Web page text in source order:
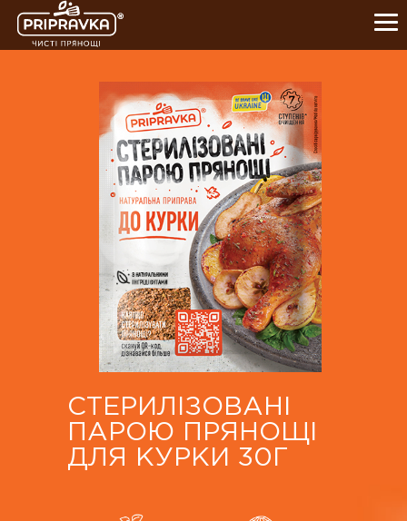
ПРОДУКТИ
КУЛІНАРНА АКАДЕМІЯ
ПРО НАС
ЧИСТІ ПРЯНОЩІ
0-800-21-26-76
+38(057) 777-61-23
УКР ENG
СТЕРИЛІЗОВАНІ
ПАРОЮ ПРЯНОЩІ
ДЛЯ КУРКИ 30Г